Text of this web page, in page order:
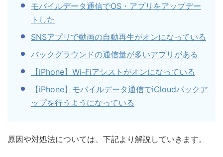
モバイルデータ通信でOS・アプリをアップデー
トした
SNSアプリで動画の自動再生がオンになっている
バックグラウンドの通信量が多いアプリがある
【iPhone】Wi-Fiアシストがオンになっている
【iPhone】モバイルデータ通信でiCloudバックア
ップを行うようになっている
原因や対処法については、下記より解説していきます。